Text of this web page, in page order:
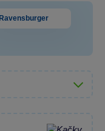
Ravensburger